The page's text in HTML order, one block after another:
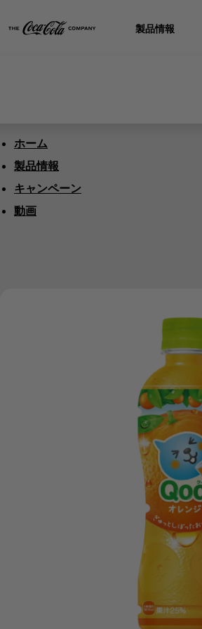
製品情報
ホーム
製品情報
キャンペーン
動画